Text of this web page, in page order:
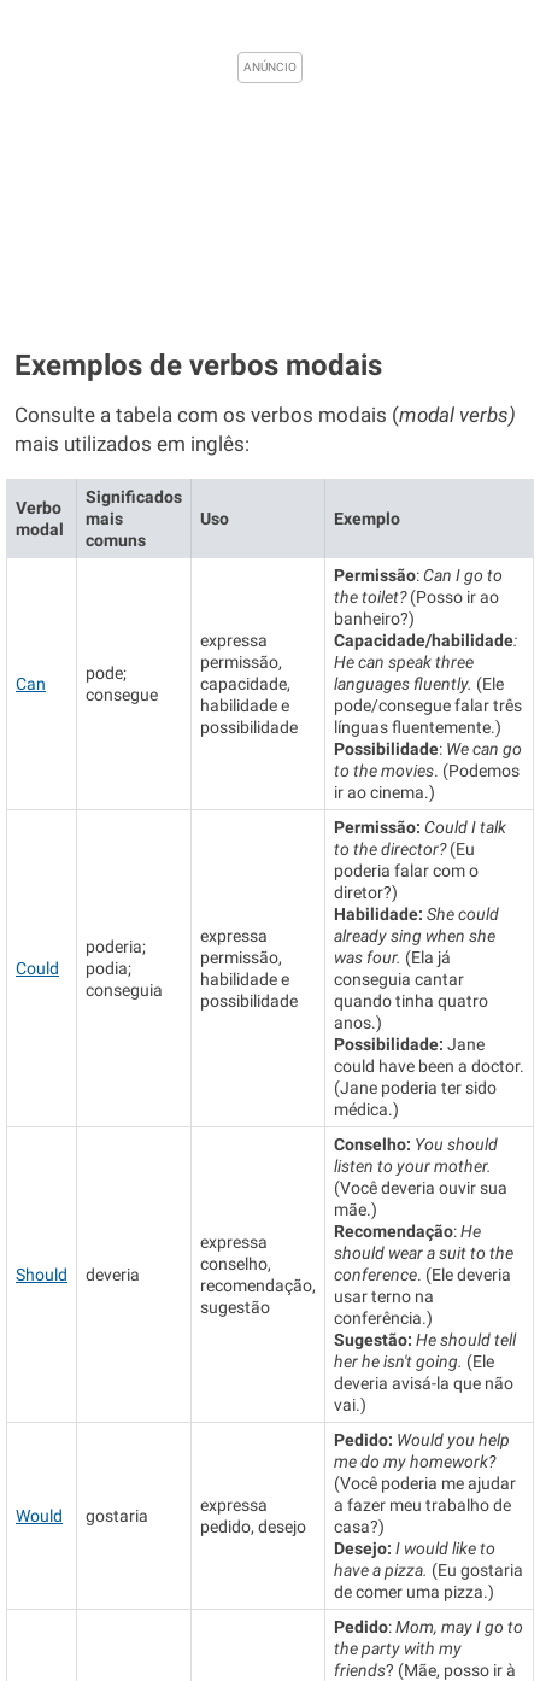
Exemplos de verbos modais
Consulte a tabela com os verbos modais (modal verbs)
mais utilizados em inglês:
Verbo
modal
Significados
mais
comuns
Uso Exemplo
Can
pode;
consegue
expressa
permissão,
capacidade,
habilidade e
possibilidade
Permissão:Can I go to
the toilet?(Posso ir ao
banheiro?)
Capacidade/habilidade:
He can speak three
languages fluently. (Ele
pode/consegue falar três
línguas fluentemente.)
Possibilidade: We can go
to the movies. (Podemos
ir ao cinema.)
Could
poderia;
podia;
conseguia
expressa
permissão,
habilidade e
possibilidade
Permissão: Could I talk
to the director?(Eu
poderia falar com o
diretor?)
Habilidade: She could
already sing when she
was four. (Ela já
conseguia cantar
quando tinha quatro
anos.)
Possibilidade: Jane
could have been a doctor.
(Jane poderia ter sido
médica.)
Should deveria
expressa
conselho,
recomendação,
sugestão
Conselho: You should
listen to your mother.
(Você deveria ouvir sua
mãe.)
Recomendação:He
should wear a suit to the
conference. (Ele deveria
usar terno na
conferência.)
Sugestão: He should tell
her he isn't going. (Ele
deveria avisá-la que não
vai.)
Would gostaria
expressa
pedido, desejo
Pedido: Would you help
me do my homework?
(Você poderia me ajudar
a fazer meu trabalho de
casa?)
Desejo: I would like to
have a pizza. (Eu gostaria
de comer uma pizza.)
Pedido:Mom, may I go to
the party with my
friends? (Mãe, posso ir à